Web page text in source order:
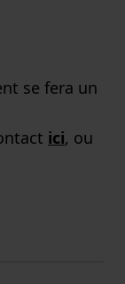
se fera un
ici, ou